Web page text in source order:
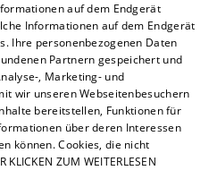
auf dem Endgerät
Informationen auf dem Endgerät
Ihre personenbezogenen Daten
Partnern gespeichert und
, Marketing- und
wir unseren Webseitenbesuchern
bereitstellen, Funktionen für
über deren Interessen
können. Cookies, die nicht
ZUM WEITERLESEN